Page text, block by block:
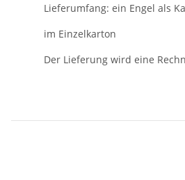
Lieferumfang: ein Engel als
im Einzelkarton
Der Lieferung wird eine